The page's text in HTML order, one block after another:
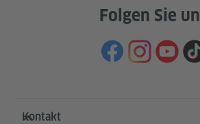
Folgen Sie
Service- und
Kontakt